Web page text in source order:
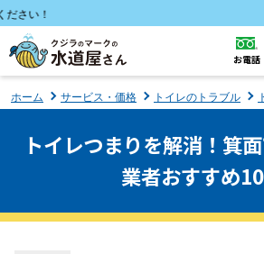
！
お電話
ホーム サービス・価格 トイレのトラブル
トイレつまりを解消！箕
業者おすすめ